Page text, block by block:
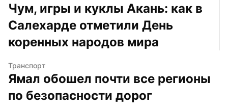
Чум, игры и куклы Акань: как в
Салехарде отметили День
коренных народов мира
Транспорт
Ямал обошел почти все регионы
по безопасности дорог